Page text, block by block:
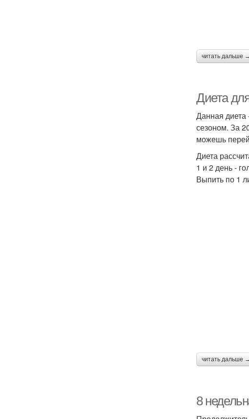
читать дальше →
Диета
Данная диета
сезоном. За
можешь
Диета
1 и 2 день -
Выпить по 1
читать дальше →
8